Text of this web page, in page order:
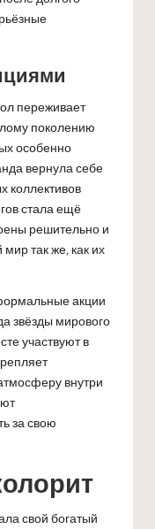
переживает
поколению
особенно
вернула себе
коллективов
стала ещё
решительно и
так же, как их
акции
звёзды мирового
участвуют в
внутри
за свою
свой богатый